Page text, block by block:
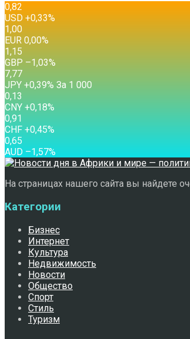
0,82
USD +0,33%
1,00
EUR 0,00%
1,15
GBP –1,03%
7,77
JPY +0,39% За 1 000
0,13
CNY +0,18%
0,91
CHF +0,45%
0,65
AUD –1,57%
На страницах нашего сайта вы найдете
Категории
Бизнес
Интернет
Культура
Недвижимость
Новости
Общество
Спорт
Стиль
Туризм